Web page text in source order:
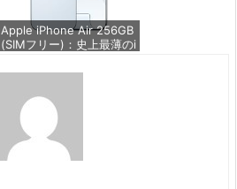
価格：¥1,260
Apple iPhone Air 256GB
(SIMフリー)：史上最薄のi
Motionを採用した6.5イ
フルなA19 Proチップ、セ
ンターフレームフロント
カメラ、一日中使えるバ
ッテリー；スカ